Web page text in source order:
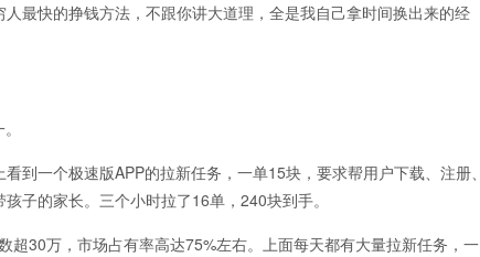
最快的挣钱方法，不跟你讲大道理，全是我自己拿时间换出来的经
一个极速版APP的拉新任务，一单15块，要求帮用户下载、注册、
子的家长。三个小时拉了16单，240块到手。
30万，市场占有率高达75%左右。上面每天都有大量拉新任务，一